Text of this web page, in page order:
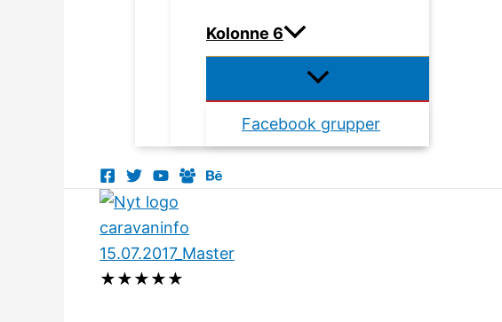
Kolonne 6
Facebook grupper
★★★★★